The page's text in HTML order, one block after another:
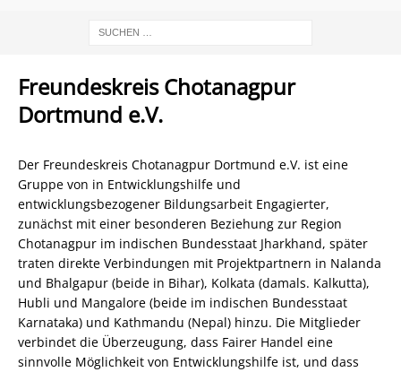
Freundeskreis Chotanagpur
Dortmund e.V.
Der Freundeskreis Chotanagpur Dortmund e.V. ist eine
Gruppe von in Entwicklungshilfe und
entwicklungsbezogener Bildungsarbeit Engagierter,
zunächst mit einer besonderen Beziehung zur Region
Chotanagpur im indischen Bundesstaat Jharkhand, später
traten direkte Verbindungen mit Projektpartnern in Nalanda
und Bhalgapur (beide in Bihar), Kolkata (damals. Kalkutta),
Hubli und Mangalore (beide im indischen Bundesstaat
Karnataka) und Kathmandu (Nepal) hinzu. Die Mitglieder
verbindet die Überzeugung, dass Fairer Handel eine
sinnvolle Möglichkeit von Entwicklungshilfe ist, und dass